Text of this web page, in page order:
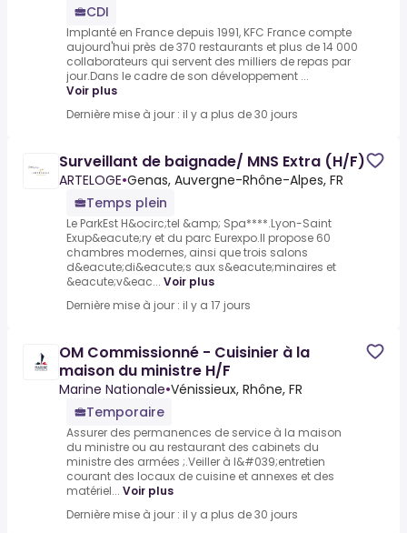
CDI
Implanté en France depuis 1991, KFC France compte
aujourd'hui près de 370 restaurants et plus de 14 000
collaborateurs qui servent des milliers de repas par
jour.Dans le cadre de son développement ...
Voir plus
Dernière mise à jour : il y a plus de 30 jours
Surveillant de baignade/ MNS Extra (H/F)
ARTELOGE•Genas, Auvergne-Rhône-Alpes, FR
Temps plein
Le ParkEst H&ocirc;tel &amp; Spa****.Lyon-Saint
Exup&eacute;ry et du parc Eurexpo.Il propose 60
chambres modernes, ainsi que trois salons
d&eacute;di&eacute;s aux s&eacute;minaires et
&eacute;v&eac... Voir plus
Dernière mise à jour : il y a 17 jours
OM Commissionné - Cuisinier à la
maison du ministre H/F
Marine Nationale•Vénissieux, Rhône, FR
Temporaire
Assurer des permanences de service à la maison
du ministre ou au restaurant des cabinets du
ministre des armées ;.Veiller à l&#039;entretien
courant des locaux de cuisine et annexes et des
matériel... Voir plus
Dernière mise à jour : il y a plus de 30 jours